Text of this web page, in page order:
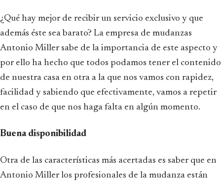
¿Qué hay mejor de recibir un servicio exclusivo y que
además éste sea barato? La empresa de mudanzas
Antonio Miller sabe de la importancia de este aspecto y
por ello ha hecho que todos podamos tener el contenido
de nuestra casa en otra a la que nos vamos con rapidez,
facilidad y sabiendo que efectivamente, vamos a repetir
en el caso de que nos haga falta en algún momento.
Buena disponibilidad
Otra de las características más acertadas es saber que en
Antonio Miller los profesionales de la mudanza están